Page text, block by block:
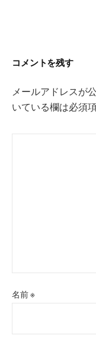
ン
コメントを残す
メールアドレスが
いている欄は必須
名前※